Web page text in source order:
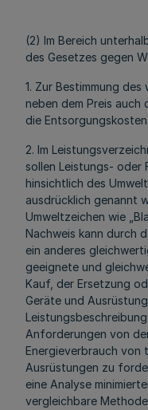
(2) Im Bereich
des Gesetzes gegen
1. Zur Bestimmung
neben dem Preis
die
2. Im
sollen Leistungs- oder
hinsichtlich des
ausdrücklich genannt
Umweltzeichen wie
Nachweis kann durch
ein anderes
geeignete und
Kauf, der Ersetzung
Geräte und
Anforderungen von
Energieverbrauch von
Ausrüstungen zu
eine Analyse
vergleichbare